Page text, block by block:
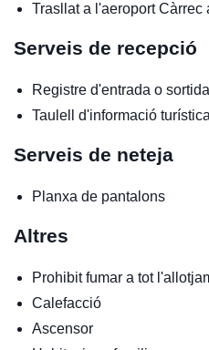
Trasllat a l'aeroportCàrrec
Serveis de recepció
Registre d'entrada o
Taulell d'informació turística
Serveis de neteja
Planxa de pantalons
Altres
Prohibit fumar a tot
Calefacció
Ascensor